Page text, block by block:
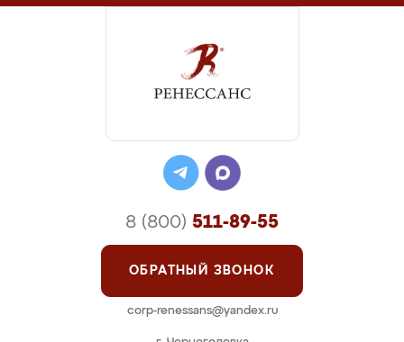
8 (800) 511-89-55
ОБРАТНЫЙ ЗВОНОК
corp-renessans@yandex.ru